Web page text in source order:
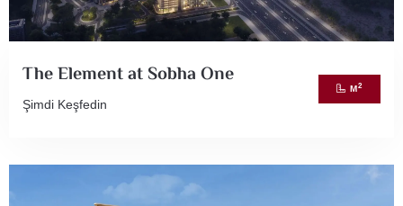
The Element at Sobha One
Şimdi Keşfedin
M2